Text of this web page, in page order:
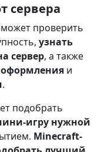
сервера
проверить
узнать
сервер, а также
и
.
подобрать
игру нужной
Minecraft-